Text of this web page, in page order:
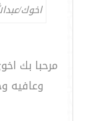
اخوك/
مرحبا بك
وعافيه